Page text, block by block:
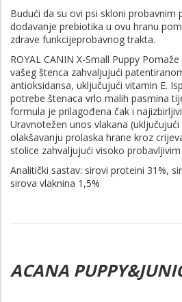
Budući da su ovi psi skloni probavnim
dodavanje prebiotika u ovu hranu
zdrave funkcijeprobavnog trakta.
ROYAL CANIN X-Small Puppy
vašeg štenca zahvaljujući
antioksidansa, uključujući vitamin E.
potrebe štenaca vrlo malih pasmina
formula je prilagođena čak i
Uravnotežen unos vlakana
olakšavanju prolaska hrane kroz
stolice zahvaljujući visoko
Analitički sastav: sirovi proteini 31%,
sirova vlaknina 1,5%
ACANA